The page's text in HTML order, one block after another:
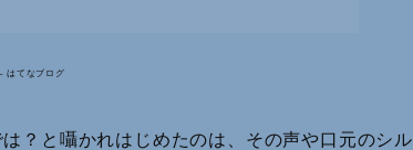
はてなブログ
？と囁かれはじめたのは、その声や口元のシル